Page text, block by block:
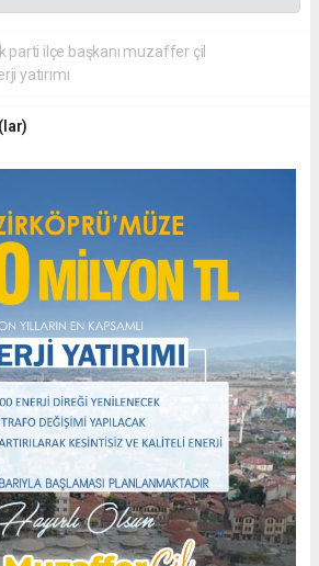
parti ilçe başkanı muzaffer çil
yatırımı